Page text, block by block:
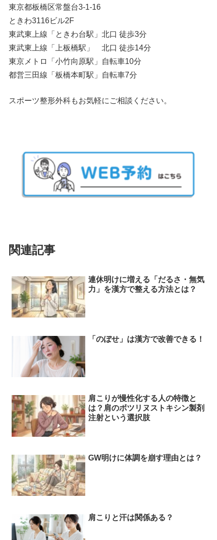
東京都板橋区常盤台3-1-16
ときわ3116ビル2F
東武東上線「ときわ台駅」北口 徒歩3分
東武東上線「上板橋駅」 北口 徒歩14分
東京メトロ「小竹向原駅」自転車10分
都営三田線「板橋本町駅」自転車7分
スポーツ整形外科もお気軽にご相談ください。
関連記事
連休明けに増える「だるさ・無気
力」を漢方で整える方法とは？
「のぼせ」は漢方で改善できる！
肩こりが慢性化する人の特徴と
は？肩のボツリヌストキシン製剤
注射という選択肢
GW明けに体調を崩す理由とは？
肩こりと汗は関係ある？